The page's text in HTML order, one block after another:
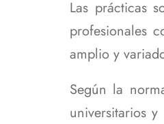
Plan Autoprotección
EPS y
Asociada
y de
navegación
Las prácticas
profesionales
amplio y
Según la
universitarios